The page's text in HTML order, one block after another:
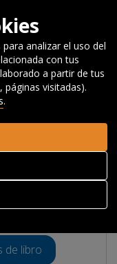
Libros
Libros y
de
con otras
de libro
analizar el uso del
con tus
a partir de tus
visitadas).
.